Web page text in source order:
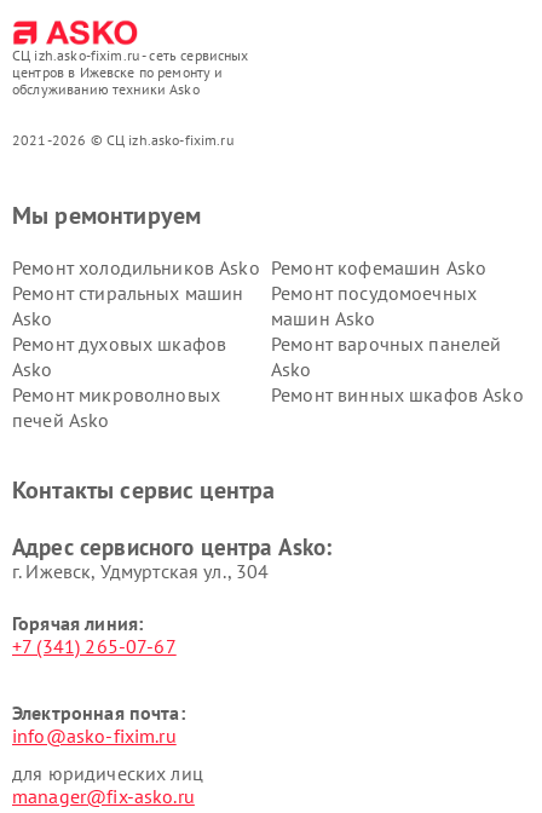
СЦ izh.asko-fixim.ru - сеть сервисных
центров в Ижевске по ремонту и
обслуживанию техники Asko
2021-2026 © СЦ izh.asko-fixim.ru
Мы ремонтируем
Ремонт холодильников Asko Ремонт кофемашин Asko
Ремонт стиральных машин
Asko
Ремонт посудомоечных
машин Asko
Ремонт духовых шкафов
Asko
Ремонт варочных панелей
Asko
Ремонт микроволновых
печей Asko
Ремонт винных шкафов Asko
Ремонт подогревателей
Ремонт промышленных
Asko
Контакты сервис центра
Адрес сервисного центра Asko:
г. Ижевск, Удмуртская ул., 304
Горячая линия:
+7 (341) 265-07-67
Электронная почта:
info@asko-fixim.ru
для юридических лиц
manager@fix-asko.ru